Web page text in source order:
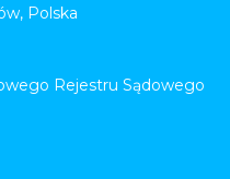
Polska
Rejestru Sądowego